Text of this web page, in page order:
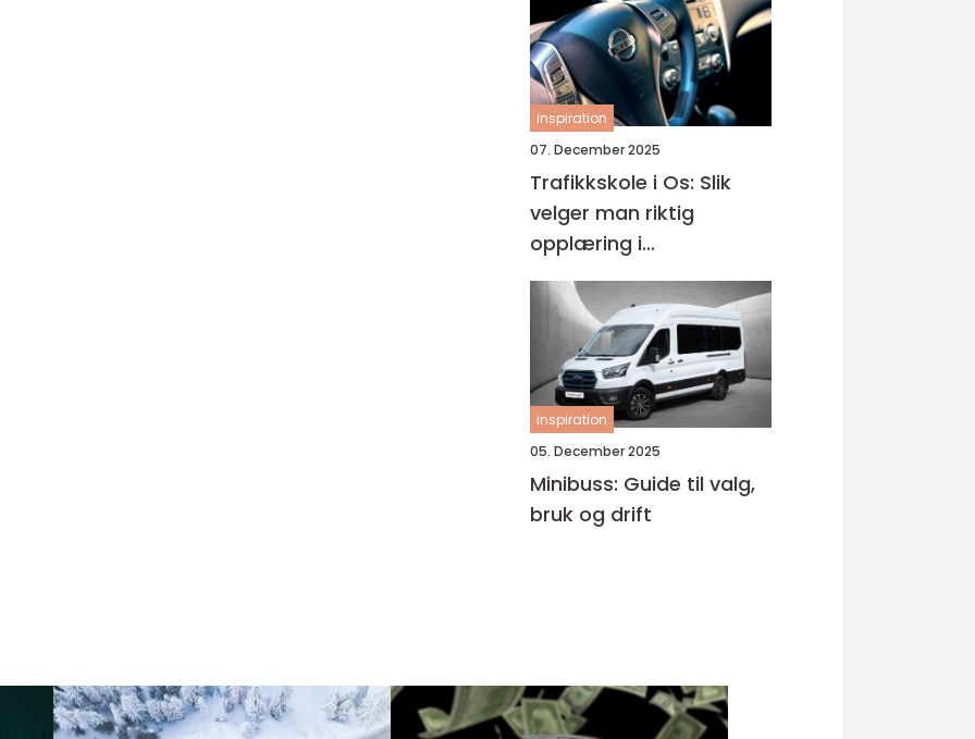
inspiration
07. December 2025
Trafikkskole i Os: Slik
velger man riktig
opplæring i
Bjørnafjorden
inspiration
05. December 2025
Minibuss: Guide til valg,
bruk og drift